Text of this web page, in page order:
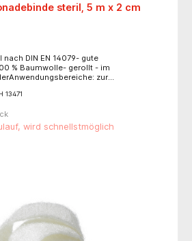
steril, 5 m x 2 cm
DIN EN 14079- gute
% Baumwolle- gerollt - im
zur
zur Tamponade von
13471
wird schnellstmöglich